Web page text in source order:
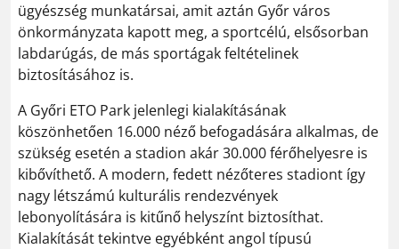
ügyészség munkatársai, amit aztán Győr város
önkormányzata kapott meg, a sportcélú, elsősorban
labdarúgás, de más sportágak feltételinek
biztosításához is.
A Győri ETO Park jelenlegi kialakításának
köszönhetően 16.000 néző befogadására alkalmas, de
szükség esetén a stadion akár 30.000 férőhelyesre is
kibővíthető. A modern, fedett nézőteres stadiont így
nagy létszámú kulturális rendezvények
lebonyolítására is kitűnő helyszínt biztosíthat.
Kialakítását tekintve egyébként angol típusú